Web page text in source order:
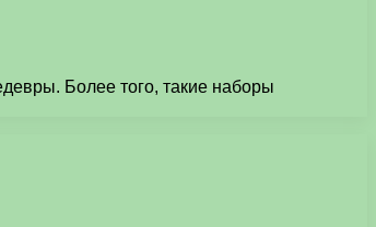
Более того, такие наборы